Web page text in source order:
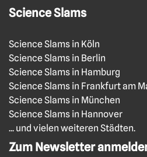
Science Slams
Science Slams in Köln
Science Slams in Berlin
Science Slams in Hamburg
Science Slams in Frankfurt am
Science Slams in München
Science Slams in Hannover
... und vielen weiteren Städten.
Zum Newsletter